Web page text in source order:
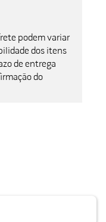
podem variar
dos itens
de entrega
do